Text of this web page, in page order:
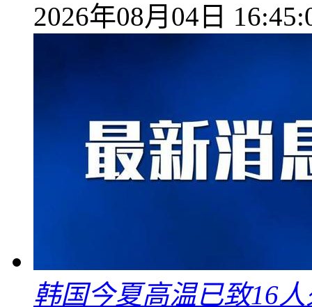
2026年08月04日
韩国今夏高温已致16